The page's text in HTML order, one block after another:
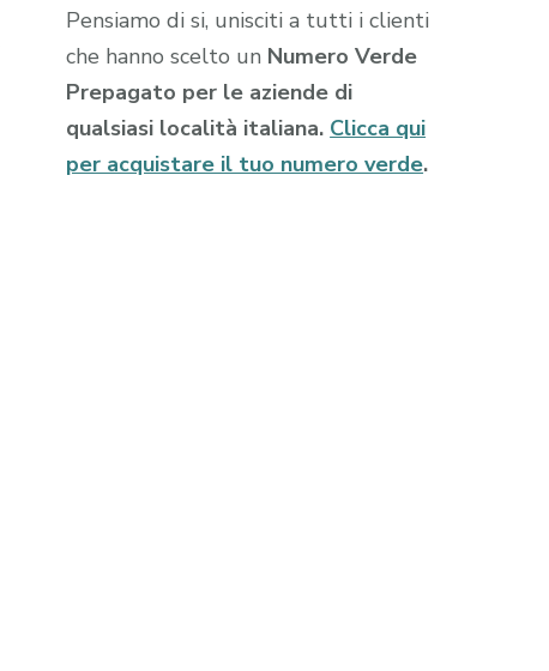
Pensiamo di si, unisciti a tutti i clienti
che hanno scelto un Numero Verde
Prepagato per le aziende di
qualsiasi località italiana. Clicca qui
per acquistare il tuo numero verde.